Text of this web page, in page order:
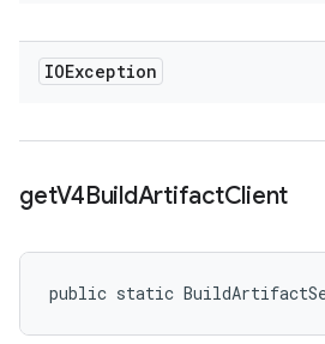
IOException
getV4BuildArtifactClient
public static